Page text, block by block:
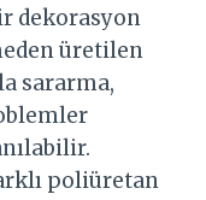
dekorasyon
üretilen
sararma,
poliüretan